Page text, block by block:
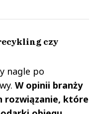
czy
nagle po
W opinii branży
rozwiązanie, które